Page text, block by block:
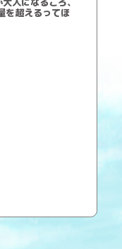
を超えるってほ